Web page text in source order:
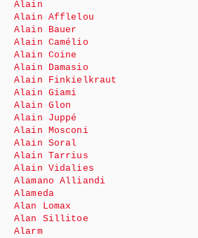
Alain
Alain Afflelou
Alain Bauer
Alain Camélio
Alain Coine
Alain Damasio
Alain Finkielkraut
Alain Giami
Alain Glon
Alain Juppé
Alain Mosconi
Alain Soral
Alain Tarrius
Alain Vidalies
Alamano Alliandi
Alameda
Alan Lomax
Alan Sillitoe
Alarm